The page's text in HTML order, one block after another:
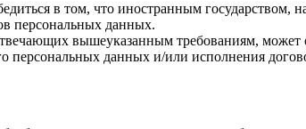
в том, что иностранным государством,
персональных данных.
вышеуказанным требованиям, может
данных и/или исполнения